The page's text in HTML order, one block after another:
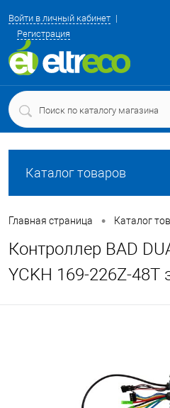
Войти в личный кабинет
Регистрация
Каталог товаров
Главная страница • Каталог
Контроллер BAD
YCKH 169-226Z-48T